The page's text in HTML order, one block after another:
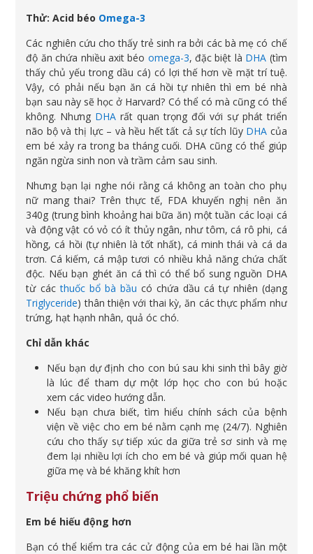
Thử: Acid béo Omega-3
Các nghiên cứu cho thấy trẻ sinh ra bởi các bà mẹ có chế
độ ăn chứa nhiều axit béo omega-3, đặc biệt là DHA (tìm
thấy chủ yếu trong dầu cá) có lợi thế hơn về mặt trí tuệ.
Vậy, có phải nếu bạn ăn cá hồi tự nhiên thì em bé nhà
bạn sau này sẽ học ở Harvard? Có thể có mà cũng có thể
không. Nhưng DHA rất quan trọng đối với sự phát triển
não bộ và thị lực – và hều hết tất cả sự tích lũy DHA của
em bé xảy ra trong ba tháng cuối. DHA cũng có thể giúp
ngăn ngừa sinh non và trầm cảm sau sinh.
Nhưng bạn lại nghe nói rằng cá không an toàn cho phụ
nữ mang thai? Trên thực tế, FDA khuyến nghị nên ăn
340g (trung bình khoảng hai bữa ăn) một tuần các loại cá
và động vật có vỏ có ít thủy ngân, như tôm, cá rô phi, cá
hồng, cá hồi (tự nhiên là tốt nhất), cá minh thái và cá da
trơn. Cá kiếm, cá mập tươi có nhiều khả năng chứa chất
độc. Nếu bạn ghét ăn cá thì có thể bổ sung nguồn DHA
từ cácthuốc bổ bà bầu có chứa dầu cá tự nhiên (dạng
Triglyceride) thân thiện với thai kỳ, ăn các thực phẩm như
trứng, hạt hạnh nhân, quả óc chó.
Chỉ dẫn khác
Nếu bạn dự định cho con bú sau khi sinh thì bây giờ
là lúc để tham dự một lớp học cho con bú hoặc
xem các video hướng dẫn.
Nếu bạn chưa biết, tìm hiểu chính sách của bệnh
viện về việc cho em bé nằm cạnh mẹ (24/7). Nghiên
cứu cho thấy sự tiếp xúc da giữa trẻ sơ sinh và mẹ
đem lại nhiều lợi ích cho em bé và giúp mối quan hệ
giữa mẹ và bé khăng khít hơn
Triệu chứng phổ biến
Em bé hiếu động hơn
Bạn có thể kiểm tra các cử động của em bé hai lần một